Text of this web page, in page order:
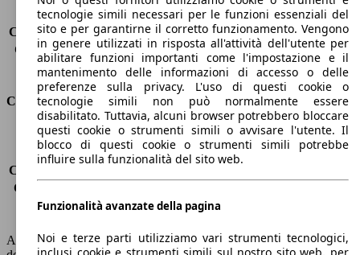
Carico sul tetto
-
Capacità di traino (senza freni) -
Capacità di traino (con freni)
1300 kg
Volume del bagagliaio
350 - 1150 l
Consumi
Emissioni di CO2*
103 g/km (komb.)
Consumo (urbano)
5.0 l/100km
Consumo (extra-urbano)
Consumo (combinato)*
Classe di emissione
Euro 6
AutoScout24 non si assume alcuna responsabilità per la correttezza
tecnologie simili necessari per le funzioni essenziali del
sito e per garantirne il corretto funzionamento. Vengono
in genere utilizzati in risposta all'attività dell'utente per
abilitare funzioni importanti come l'impostazione e il
mantenimento delle informazioni di accesso o delle
preferenze sulla privacy. L'uso di questi cookie o
tecnologie simili non può normalmente essere
disabilitato. Tuttavia, alcuni browser potrebbero bloccare
questi cookie o strumenti simili o avvisare l'utente. Il
blocco di questi cookie o strumenti simili potrebbe
influire sulla funzionalità del sito web.
Funzionalità avanzate della pagina
Noi e terze parti utilizziamo vari strumenti tecnologici,